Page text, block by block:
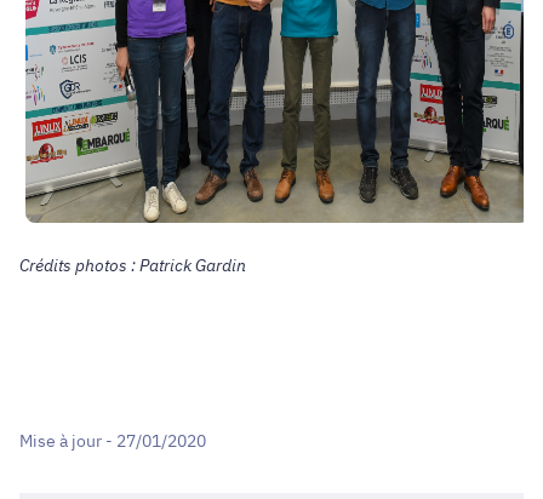
Crédits photos : Patrick Gardin
Mise à jour - 27/01/2020